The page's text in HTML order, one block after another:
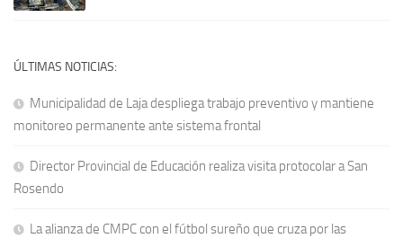
ÚLTIMAS NOTICIAS:
Municipalidad de Laja despliega trabajo preventivo y mantiene
monitoreo permanente ante sistema frontal
Director Provincial de Educación realiza visita protocolar a San
Rosendo
La alianza de CMPC con el fútbol sureño que cruza por las